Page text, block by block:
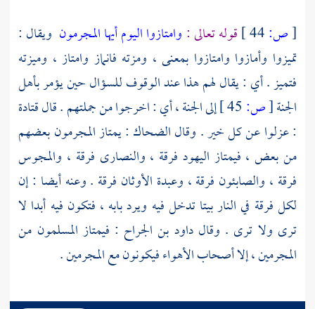
[ص: قوله تعالى : وامتازوا اليوم أيها المجرمون ويقال :
تميزوا وأمازوا وامتازوا بمعنى ، ومزته فانماز وامتاز ، وميزته
فتميز . أي : يقال لهم هذا عند الوقوف للسؤال حين يؤمر بأهل
الجنة[ص: إلى الجنة ، أي : اخرجوا من جملتهم . قالقتادة
: عزلوا عن كل خير . وقالالضحاك : يمتاز المجرمون بعضهم
من بعض ، فيمتاز اليهود فرقة ، والنصارى فرقة ، والمجوس
فرقة ، والصابئون فرقة ، وعبدة الأوثان فرقة . وعنه أيضا : إن
لكل فرقة في النار بيتا تدخل فيه ويرد بابه ، فتكون فيه أبدا لا
ترى ولا ترى . وقالداود بن الجراح : فيمتاز المسلمون من
المجرمين ، إلا أصحاب الأهواء فيكونون مع المجرمين .